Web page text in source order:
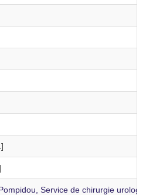
Service de chirurgie